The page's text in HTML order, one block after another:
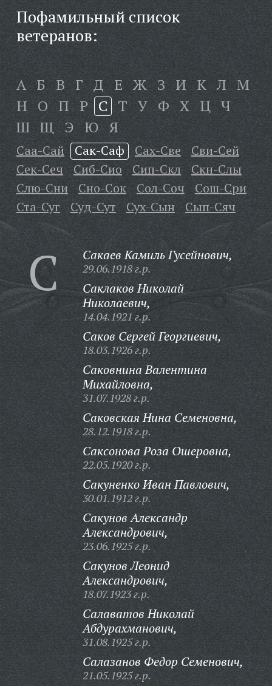
Пофамильный список
ветеранов:
А Б В Г Д Е Ж З И К Л М
Н О П Р С Т У Ф Х Ц Ч
Ш Щ Э Ю Я
Саа-Сай Сак-Саф Сах-Све
Сви-Сей
Сек-Сеч
Сиб-Сио Сип-Скл
Скн-Слы
Слю-Сни
Сно-Сок Сол-Соч
Сош-Сри
Ста-Суг
Суд-Сут Сух-Сын Сып-Сяч
С Сакаев Камиль Гусейнович,
29.06.1918 г.р.
Саклаков Николай
Николаевич,
14.04.1921 г.р.
Саков Сергей Георгиевич,
18.03.1926 г.р.
Саковнина Валентина
Михайловна,
31.07.1928 г.р.
Саковская Нина Семеновна,
28.12.1918 г.р.
Саксонова Роза Ошеровна,
22.05.1920 г.р.
Сакуненко Иван Павлович,
30.01.1912 г.р.
Сакунов Александр
Александрович,
23.06.1925 г.р.
Сакунов Леонид
Александрович,
18.07.1923 г.р.
Салаватов Николай
Абдурахманович,
31.08.1925 г.р.
Салазанов Федор Семенович,
21.05.1925 г.р.